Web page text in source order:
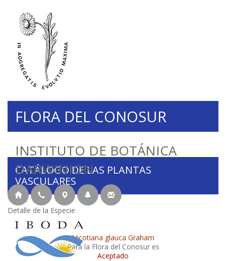
INSTITUTO DE BOTÁNICA
DARWINION
FLORA DEL CONOSUR
CATÁLOGO DE LAS PLANTAS
VASCULARES
Detalle de la Especie
Nicotiana glauca Graham
Para la Flora del Conosur es
Aceptado